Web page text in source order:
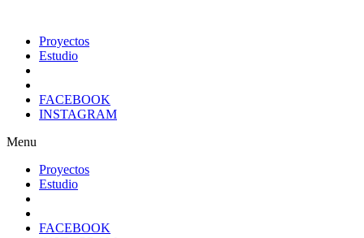
Proyectos
Estudio
FACEBOOK
INSTAGRAM
Menu
Proyectos
Estudio
FACEBOOK